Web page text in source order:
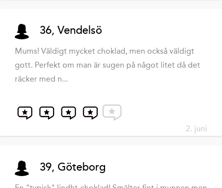
36, Vendelsö
Mums! Väldigt mycket choklad, men också väldigt
gott. Perfekt om man är sugen på något litet då det
räcker med n...
2. juni
39, Göteborg